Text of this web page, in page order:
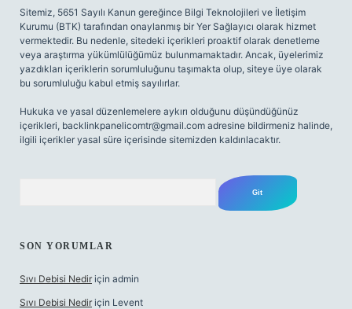
Sitemiz, 5651 Sayılı Kanun gereğince Bilgi Teknolojileri ve İletişim
Kurumu (BTK) tarafından onaylanmış bir Yer Sağlayıcı olarak hizmet
vermektedir. Bu nedenle, sitedeki içerikleri proaktif olarak denetleme
veya araştırma yükümlülüğümüz bulunmamaktadır. Ancak, üyelerimiz
yazdıkları içeriklerin sorumluluğunu taşımakta olup, siteye üye olarak
bu sorumluluğu kabul etmiş sayılırlar.
Hukuka ve yasal düzenlemelere aykırı olduğunu düşündüğünüz
içerikleri, backlinkpanelicomtr@gmail.com adresine bildirmeniz halinde,
ilgili içerikler yasal süre içerisinde sitemizden kaldırılacaktır.
SON YORUMLAR
Sıvı Debisi Nedir için admin
Sıvı Debisi Nedir için Levent